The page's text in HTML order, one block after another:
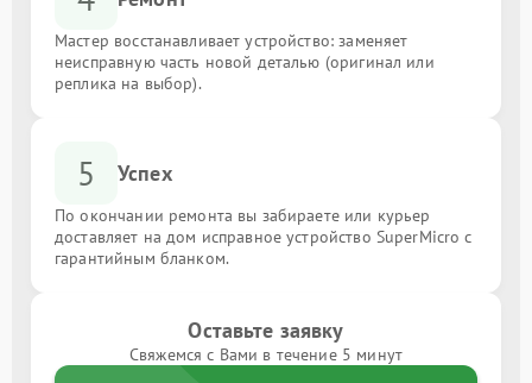
Мастер восстанавливает устройство: заменяет
неисправную часть новой деталью (оригинал или
реплика на выбор).
5 Успех
По окончании ремонта вы забираете или курьер
доставляет на дом исправное устройство SuperMicro с
гарантийным бланком.
Оставьте заявку
Свяжемся с Вами в течение 5 минут